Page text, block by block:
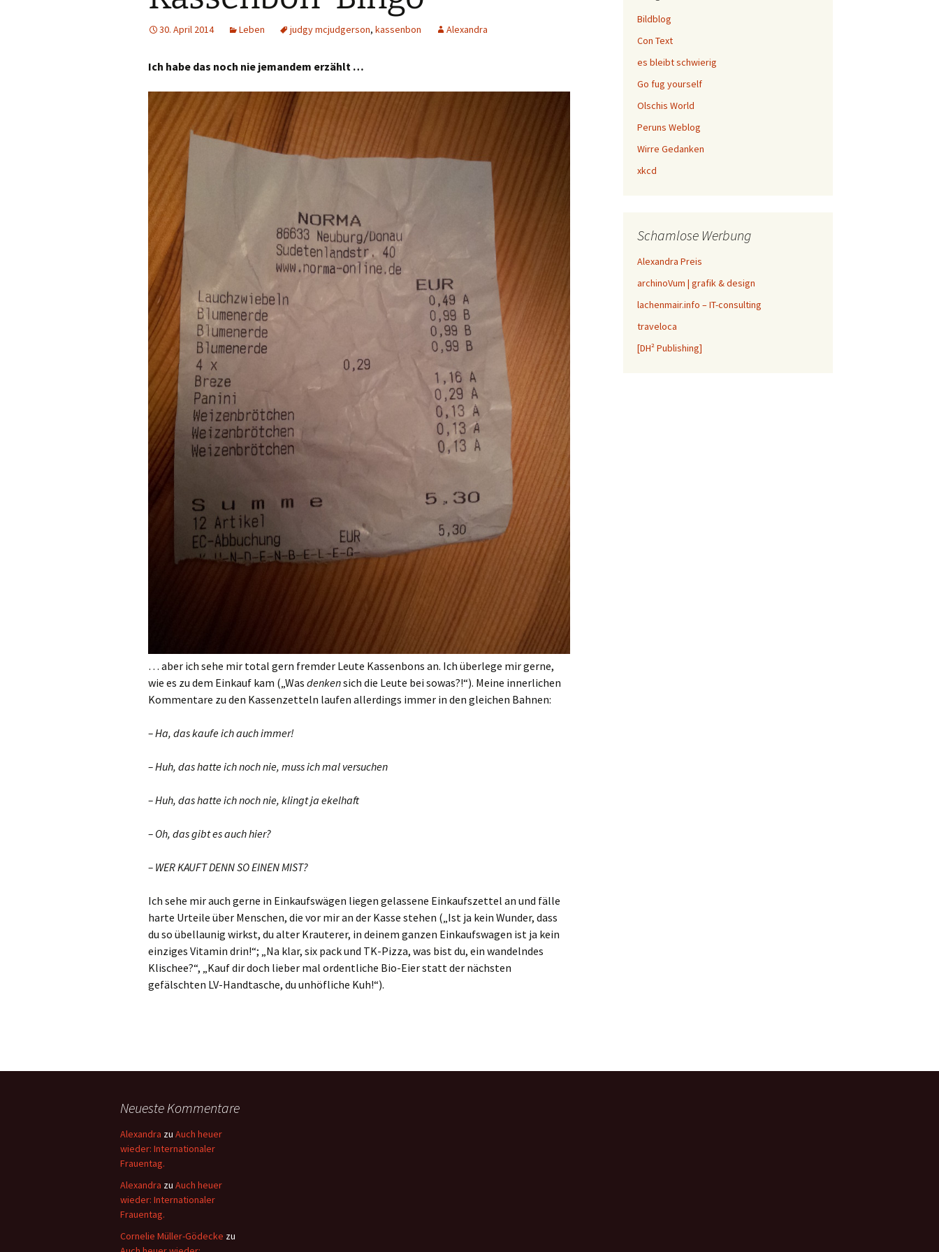
30. April 2014 Leben judgy mcjudgerson, kassenbon Alexandra
Ich habe das noch nie jemandem erzählt …
… aber ich sehe mir total gern fremder Leute Kassenbons an. Ich überlege mir gerne,
wie es zu dem Einkauf kam („Was denkensich die Leute bei sowas?!“). Meine innerlichen
Kommentare zu den Kassenzetteln laufen allerdings immer in den gleichen Bahnen:
– Ha, das kaufe ich auch immer!
– Huh, das hatte ich noch nie, muss ich mal versuchen
– Huh, das hatte ich noch nie, klingt ja ekelhaft
– Oh, das gibt es auch hier?
– WER KAUFT DENN SO EINEN MIST?
Ich sehe mir auch gerne in Einkaufswägen liegen gelassene Einkaufszettel an und fälle
harte Urteile über Menschen, die vor mir an der Kasse stehen („Ist ja kein Wunder, dass
du so übellaunig wirkst, du alter Krauterer, in deinem ganzen Einkaufswagen ist ja kein
einziges Vitamin drin!“; „Na klar, six pack und TK-Pizza, was bist du, ein wandelndes
Klischee?“, „Kauf dir doch lieber mal ordentliche Bio-Eier statt der nächsten
gefälschten LV-Handtasche, du unhöfliche Kuh!“).
Bildblog
Con Text
es bleibt schwierig
Go fug yourself
Olschis World
Peruns Weblog
Wirre Gedanken
xkcd
Schamlose Werbung
Alexandra Preis
archinoVum | grafik & design
lachenmair.info – IT-consulting
traveloca
[DH² Publishing]
Neueste Kommentare
Alexandra zu Auch heuer
wieder: Internationaler
Frauentag.
Alexandra zu Auch heuer
wieder: Internationaler
Frauentag.
Cornelie Müller-Gödecke zu